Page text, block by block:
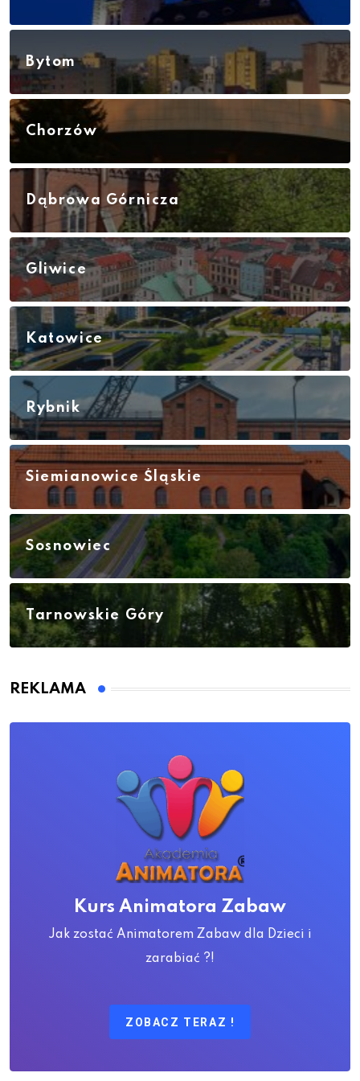
Bytom
Chorzów
Dąbrowa Górnicza
Gliwice
Katowice
Rybnik
Siemianowice Śląskie
Sosnowiec
Tarnowskie Góry
REKLAMA
Kurs Animatora Zabaw
Jak zostać Animatorem Zabaw dla Dzieci i
zarabiać ?!
ZOBACZ TERAZ !